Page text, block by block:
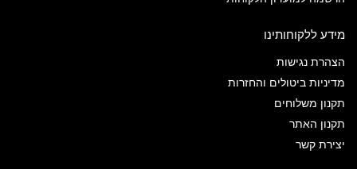
מידע ללקוחותינו
הצהרת נגישות
מדיניות ביטולים והחזרות
תקנון משלוחים
תקנון האתר
יצירת קשר